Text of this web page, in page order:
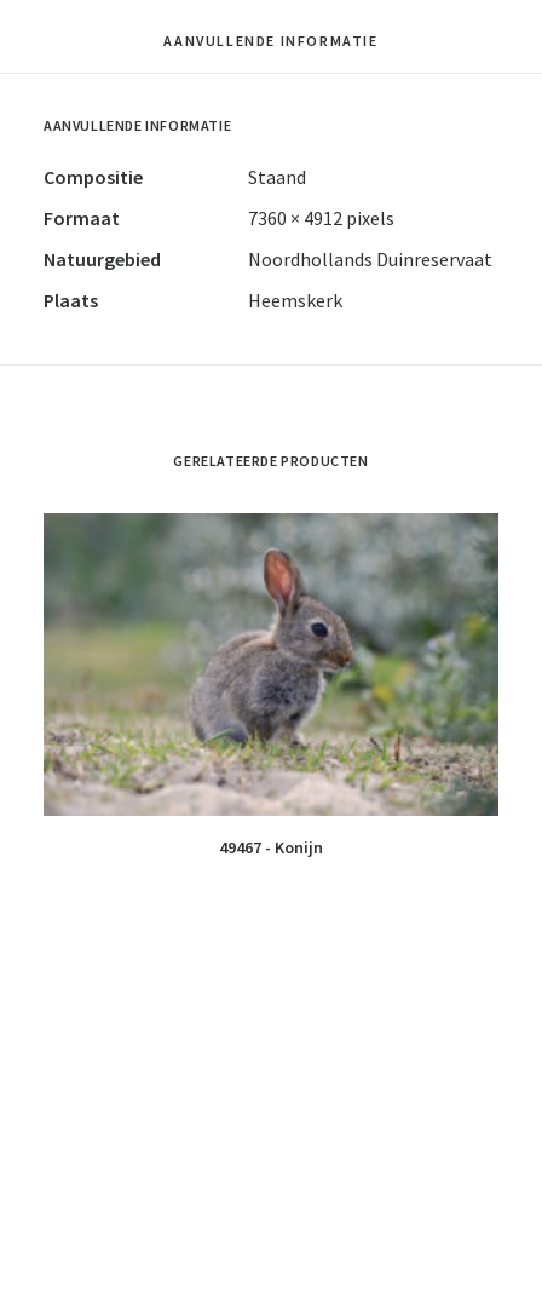
AANVULLENDE INFORMATIE
AANVULLENDE INFORMATIE
Compositie
Staand
Formaat
7360 × 4912 pixels
Natuurgebied
Noordhollands Duinreservaat
Plaats
Heemskerk
GERELATEERDE PRODUCTEN
49467 - Konijn